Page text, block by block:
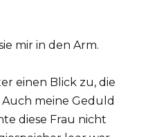
mir in den Arm.
einen Blick zu, die
meine Geduld
diese Frau nicht